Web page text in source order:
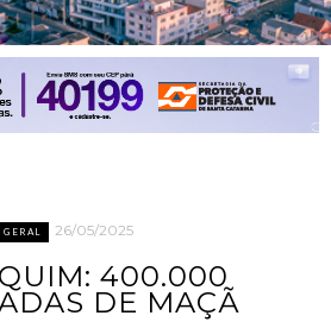
GERAL 26/05/2025
400.000
DE MAÇÃ